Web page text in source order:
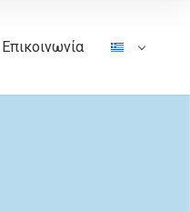
Επικοινωνία